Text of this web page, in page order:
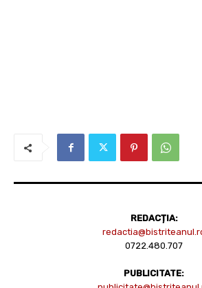
REDACȚIA:
0722.480.707
PUBLICITATE: